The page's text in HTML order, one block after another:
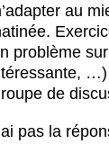
au
problème
…)
de
pas la